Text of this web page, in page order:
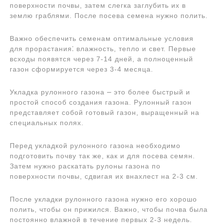
поверхности почвы, затем слегка заглубить их в
землю граблями. После посева семена нужно полить.
Важно обеспечить семенам оптимальные условия
для прорастания⁚ влажность, тепло и свет. Первые
всходы появятся через 7-14 дней, а полноценный
газон сформируется через 3-4 месяца.
Укладка рулонного газона ⎼ это более быстрый и
простой способ создания газона. Рулонный газон
представляет собой готовый газон, выращенный на
специальных полях.
Перед укладкой рулонного газона необходимо
подготовить почву так же, как и для посева семян.
Затем нужно раскатать рулоны газона по
поверхности почвы, сдвигая их внахлест на 2-3 см.
После укладки рулонного газона нужно его хорошо
полить, чтобы он прижился. Важно, чтобы почва была
постоянно влажной в течение первых 2-3 недель.